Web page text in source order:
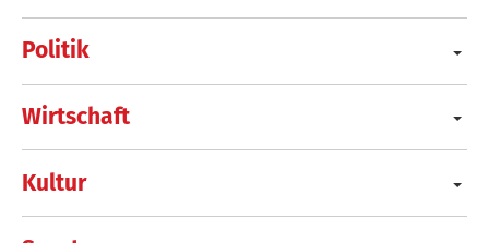
Politik
Wirtschaft
Kultur